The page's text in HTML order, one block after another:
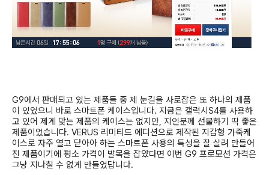
G9에서 판매되고 있는 제품들 중 제 눈길을 사로잡은 또 하나의 제품
이 있었으니 바로 스마트폰 케이스입니다. 지금은 갤럭시 S4를 사용하
고 있어 제게 맞는 제품의 케이스는 없지만, 지인분께 선물하기 딱 좋은
제품이었습니다. VERUS 리미티드 에디션으로 제작된 지갑형 가죽케
이스로 자주 열고 닫아아 하는 스마트폰 사용의 특성을 잘 살려 만들어
진 제품이기에 평소 가격이 발목을 잡았다면 이번 G9 프로모션 가격은
그냥 지나칠 수 없게 만들었답니다.